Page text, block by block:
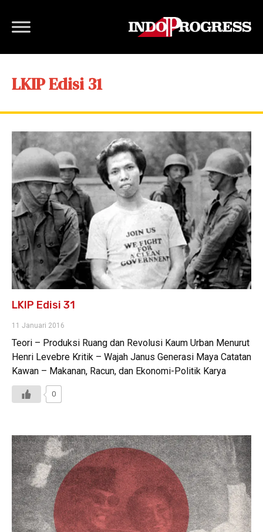
LKIP Edisi 31
LKIP Edisi 31
11 Januari 2016
Teori – Produksi Ruang dan Revolusi Kaum Urban Menurut
Henri Levebre Kritik – Wajah Janus Generasi Maya Catatan
Kawan – Makanan, Racun, dan Ekonomi-Politik Karya
0